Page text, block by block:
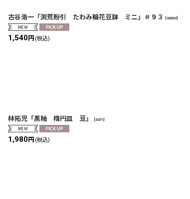
古谷浩一「渕荒粉引 たわみ輪花豆鉢 ミニ」＃９３ 00093
1,540円 (税込)
林拓児「黒釉 楕円皿 豆」 3071
1,980円 (税込)